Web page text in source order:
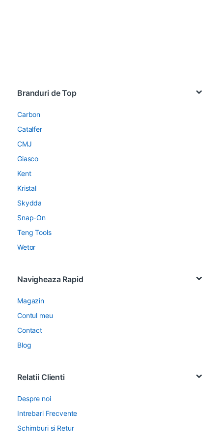
Branduri de Top
Carbon
Catalfer
CMJ
Giasco
Kent
Kristal
Skydda
Snap-On
Teng Tools
Wetor
Navigheaza Rapid
Magazin
Contul meu
Contact
Blog
Relatii Clienti
Despre noi
Intrebari Frecvente
Schimburi si Retur